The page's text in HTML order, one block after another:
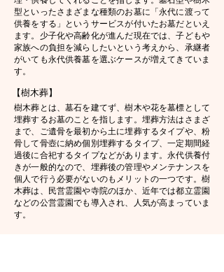
型といったさまざまな種類のお墓に「永代に渡って
供養をする」というサービスが付いたお墓だといえ
ます。少子化や高齢化が進んだ現在では、子どもや
家族への負担を減らしたいという考えから、承継者
がいても永代供養墓を選ぶケースが増えてきていま
す。
【樹木葬】
樹木葬とは、墓石を建てず、樹木や花を墓標として
埋葬するお墓のことを指します。埋葬方法はさまざ
まで、ご遺骨を最初から土に埋葬するタイプや、粉
骨して骨壺に納め個別埋葬するタイプ、一定期間経
過後に合祀するタイプなどがあります。永代供養付
きが一般的なので、埋葬後の管理やメンテナンスを
個人で行う必要がないのもメリットの一つです。樹
木葬は、民営霊園や寺院のほか、近年では都立霊園
などの公営霊園でも導入され、人気が高まっていま
す。